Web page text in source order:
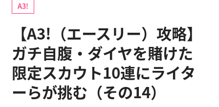
A3!
【A3!（エースリー）攻略】
ガチ自腹・ダイヤを賭けた
限定スカウト10連にライタ
ーらが挑む（その14）